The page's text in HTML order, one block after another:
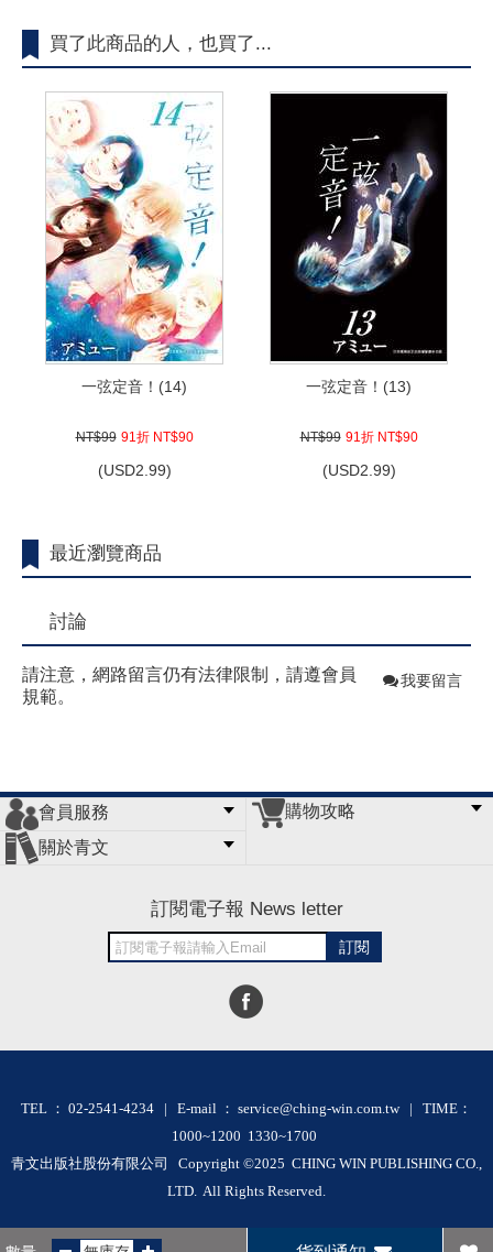
買了此商品的人，也買了...
一弦定音！(14)
NT$99 91折 NT$90
(USD2.99)
一弦定音！(13)
NT$99 91折 NT$90
(USD2.99)
最近瀏覽商品
討論
請注意，網路留言仍有法律限制，請遵會員
規範。
我要留言
會員服務
會員辦法
客服信箱
隱私條款
網站導覽
購物攻略
關於青文
訂閱電子報 News letter
訂閱
TEL ： 02-2541-4234 | E-mail ： service@ching-win.com.tw | TIME：
1000~1200 1330~1700
青文出版社股份有限公司 Copyright ©2025 CHING WIN PUBLISHING CO.,
LTD. All Rights Reserved.
RWD商城建置 尚峪資訊科技